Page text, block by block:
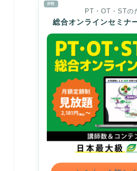
PR
PT・OT・STの
総合オンラインセミナ